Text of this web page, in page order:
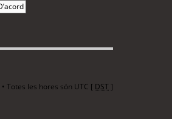
• Totes les hores són UTC [ DST]